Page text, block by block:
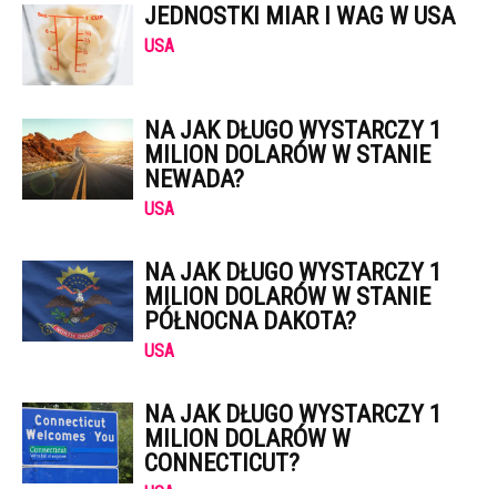
JEDNOSTKI MIAR I WAG W USA
USA
NA JAK DŁUGO WYSTARCZY 1
MILION DOLARÓW W STANIE
NEWADA?
USA
NA JAK DŁUGO WYSTARCZY 1
MILION DOLARÓW W STANIE
PÓŁNOCNA DAKOTA?
USA
NA JAK DŁUGO WYSTARCZY 1
MILION DOLARÓW W
CONNECTICUT?